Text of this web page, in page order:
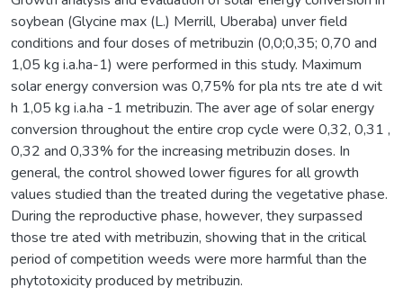
soybean (Glycine max (L.) Merrill, Uberaba) unver field
conditions and four doses of metribuzin (0,0;0,35; 0,70 and
1,05 kg i.a.ha-1) were performed in this study. Maximum
solar energy conversion was 0,75% for pla nts tre ate d wit
h 1,05 kg i.a.ha -1 metribuzin. The aver age of solar energy
conversion throughout the entire crop cycle were 0,32, 0,31 ,
0,32 and 0,33% for the increasing metribuzin doses. In
general, the control showed lower figures for all growth
values studied than the treated during the vegetative phase.
During the reproductive phase, however, they surpassed
those tre ated with metribuzin, showing that in the critical
period of competition weeds were more harmful than the
phytotoxicity produced by metribuzin.